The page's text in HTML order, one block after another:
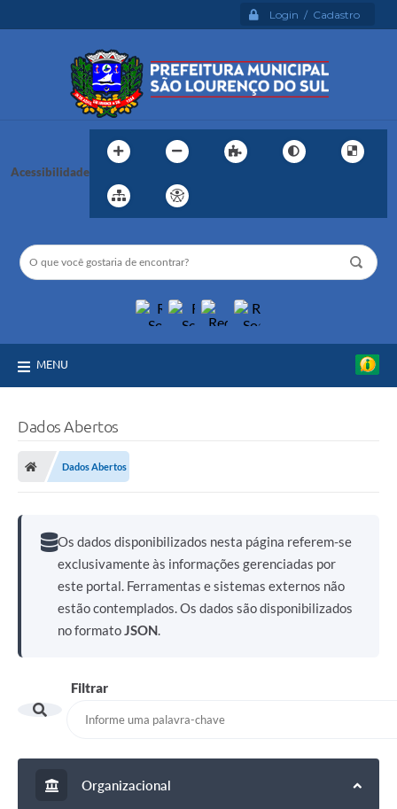
Login / Cadastro
Acessibilidade
MENU
Dados Abertos
Dados Abertos
Os dados disponibilizados nesta página referem-se
exclusivamente às informações gerenciadas por
este portal. Ferramentas e sistemas externos não
estão contemplados. Os dados são disponibilizados
no formatoJSON.
Filtrar
Organizacional